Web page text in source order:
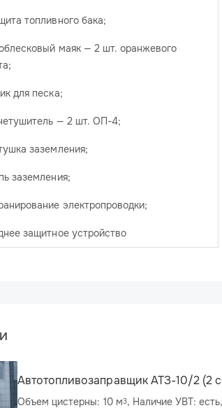
топливного бака;
маяк — 2 шт. оранжевого
для песка;
— 2 шт. ОП-4;
заземления;
заземления;
электропроводки;
защитное устройство
Автотопливозаправщик АТЗ-10/2 (2
Объем цистерны: 10 м3, Наличие УВТ: есть, Расположение УВТ: боковое, Количество секций: 2,